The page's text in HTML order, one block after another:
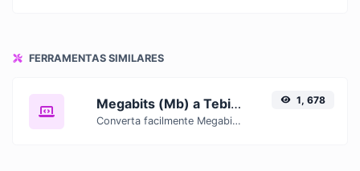
FERRAMENTAS SIMILARES
Megabits (Mb) a Tebibits (Tib)
Converta facilmente Megabits (Mb) para Tebibits (Tib) com este conversor simples.
1, 678